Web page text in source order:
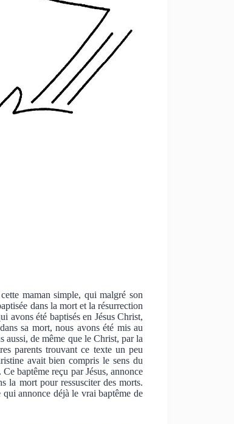
maman simple, qui malgré son
dans la mort et la résurrection
avons été baptisés en Jésus Christ,
sa mort, nous avons été mis au
aussi, de même que le Christ, par la
parents trouvant ce texte un peu
avait bien compris le sens du
baptême reçu par Jésus, annonce
la mort pour ressusciter des morts.
annonce déjà le vrai baptême de